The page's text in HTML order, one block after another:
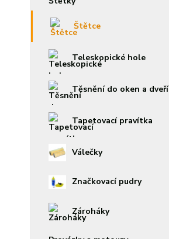
Štětce
Teleskopické hole
Těsnění do oken a dveří
Tapetovací pravítka
Válečky
Značkovací pudry
Zároháky